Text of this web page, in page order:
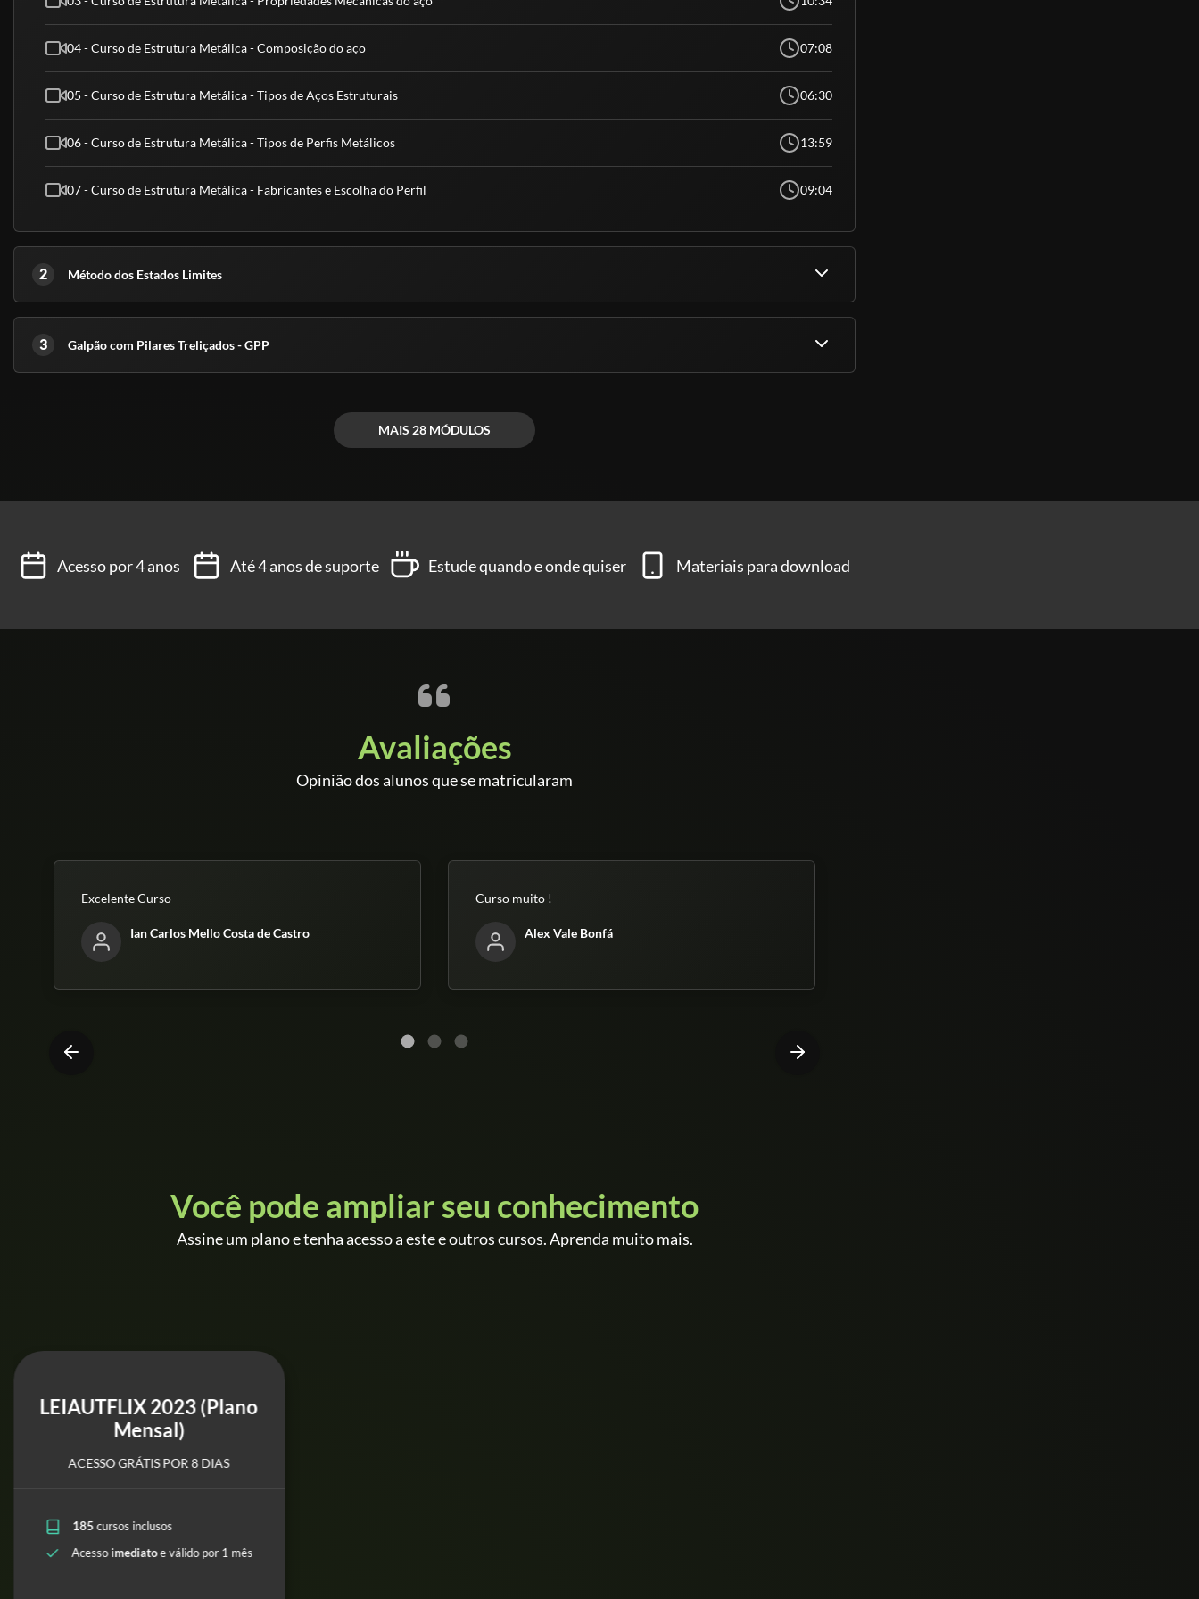
04 - Curso de Estrutura Metálica - Composição do aço 07:08
05 - Curso de Estrutura Metálica - Tipos de Aços Estruturais 06:30
06 - Curso de Estrutura Metálica - Tipos de Perfis Metálicos 13:59
07 - Curso de Estrutura Metálica - Fabricantes e Escolha do Perfil 09:04
2 Método dos Estados Limites
3 Galpão com Pilares Treliçados - GPP
MAIS 28 MÓDULOS
Acesso por 4 anos Até 4 anos de suporte Estude quando e onde quiser Materiais para download
Avaliações
Opinião dos alunos que se matricularam
Excelente Curso
Ian Carlos Mello Costa de Castro
Curso muito !
Alex Vale Bonfá
Você pode ampliar seu conhecimento
Assine um plano e tenha acesso a este e outros cursos. Aprenda muito mais.
LEIAUTFLIX 2023 (Plano
Mensal)
ACESSO GRÁTIS POR 8 DIAS
185cursos inclusos
Acessoimediatoe válido por 1 mês